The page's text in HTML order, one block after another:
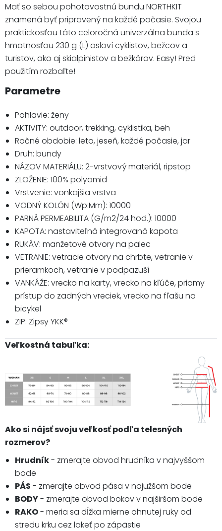
Mať so sebou pohotovostnú bundu NORTHKIT
znamená byť pripravený na každé počasie. Svojou
praktickosťou táto celoročná univerzálna bunda s
hmotnosťou 230 g (L) osloví cyklistov, bežcov a
turistov, ako aj skialpinistov a bežkárov. Easy! Pred
použitím rozbaľte!
Parametre
Pohlavie: ženy
AKTIVITY: outdoor, trekking, cyklistika, beh
Ročné obdobie: leto, jeseň, každé počasie, jar
Druh: bundy
NÁZOV MATERIÁLU: 2-vrstvový materiál, ripstop
ZLOŽENIE: 100% polyamid
Vrstvenie: vonkajšia vrstva
VODNÝ KOLÓN (Wp:Mm): 10000
PARNÁ PERMEABILITA (G/m2/24 hod.): 10000
KAPOTA: nastaviteľná integrovaná kapota
RUKÁV: manžetové otvory na palec
VETRANIE: vetracie otvory na chrbte, vetranie v
prieramkoch, vetranie v podpazuší
VANKÁŽE: vrecko na karty, vrecko na kľúče, priamy
prístup do zadných vreciek, vrecko na fľašu na
bicykel
ZIP: Zipsy YKK®
Veľkostná tabuľka:
Ako si nájsť svoju veľkosť podľa telesných
rozmerov?
Hrudník- zmerajte obvod hrudníka v najvyššom
bode
PÁS - zmerajte obvod pása v najužšom bode
BODY- zmerajte obvod bokov v najširšom bode
RAKO- meria sa dĺžka mierne ohnutej ruky od
stredu krku cez lakeť po zápästie